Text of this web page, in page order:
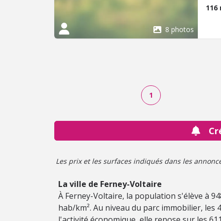
8 photos
116
1
Les prix et les surfaces indiqués dans les
La ville de Ferney-Voltaire
À Ferney-Voltaire, la population s'élève à
hab/km². Au niveau du parc immobilier, les